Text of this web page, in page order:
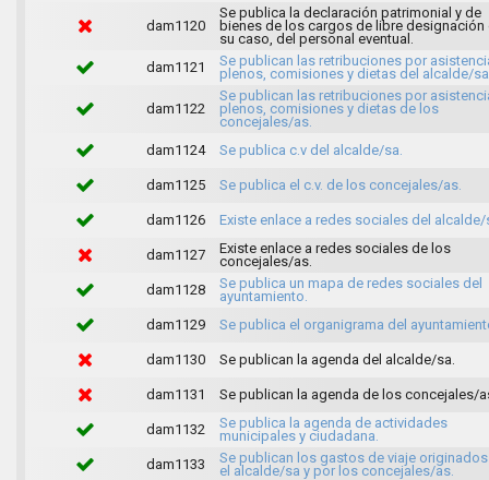
dam1120
Se publica la declaración patrimonial y de
bienes de los cargos de libre designación
su caso, del personal eventual.
dam1121
Se publican las retribuciones por
plenos, comisiones y dietas del alcalde/
dam1122
Se publican las retribuciones por
plenos, comisiones y dietas de los
concejales/as.
dam1124
Se publica c.v del alcalde/sa.
dam1125 Se publica el c.v. de los concejales/as.
dam1126 Existe enlace a redes sociales del alcalde/
dam1127
Existe enlace a redes sociales de los
concejales/as.
dam1128
Se publica un mapa de redes sociales del
ayuntamiento.
dam1129
Se publica el organigrama del
dam1130 Se publican la agenda del alcalde/sa.
dam1131 Se publican la agenda de los concejales/
dam1132
Se publica la agenda de actividades
municipales y ciudadana.
dam1133
Se publican los gastos de viaje
el alcalde/sa y por los concejales/as.